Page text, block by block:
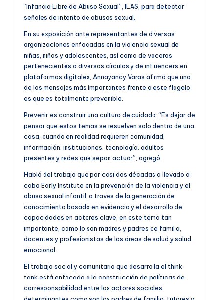
“Infancia Libre de Abuso Sexual”, ILAS, para detectar
señales de intento de abusos sexual.
En su exposición ante representantes de diversas
organizaciones enfocadas en la violencia sexual de
niñas, niños y adolescentes, así como de voceros
pertenecientes a diversos círculos y de influencers en
plataformas digitales, Annayancy Varas afirmó que uno
de los mensajes más importantes frente a este flagelo
es que es totalmente prevenible.
Prevenir es construir una cultura de cuidado. “Es dejar de
pensar que estos temas se resuelven solo dentro de una
casa, cuando en realidad requieren comunidad,
información, instituciones, tecnología, adultos
presentes y redes que sepan actuar”, agregó.
Habló del trabajo que por casi dos décadas a llevado a
cabo Early Institute en la prevención de la violencia y el
abuso sexual infantil, a través de la generación de
conocimiento basado en evidencia y el desarrollo de
capacidades en actores clave, en este tema tan
importante, como lo son madres y padres de familia,
docentes y profesionistas de las áreas de salud y salud
emocional.
El trabajo social y comunitario que desarrolla el think
tank está enfocado a la construcción de políticas de
corresponsabilidad entre los actores sociales